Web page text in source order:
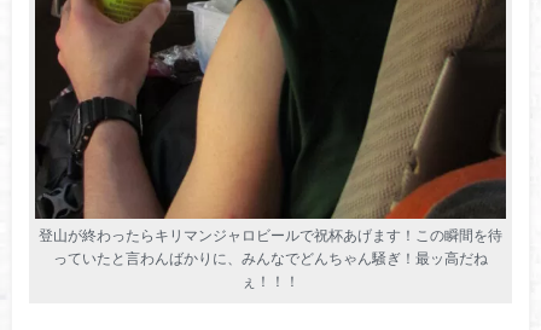
登山が終わったらキリマンジャロビールで祝杯あげます！この瞬間を待
っていたと言わんばかりに、みんなでどんちゃん騒ぎ！最ッ高だね
ぇ！！！